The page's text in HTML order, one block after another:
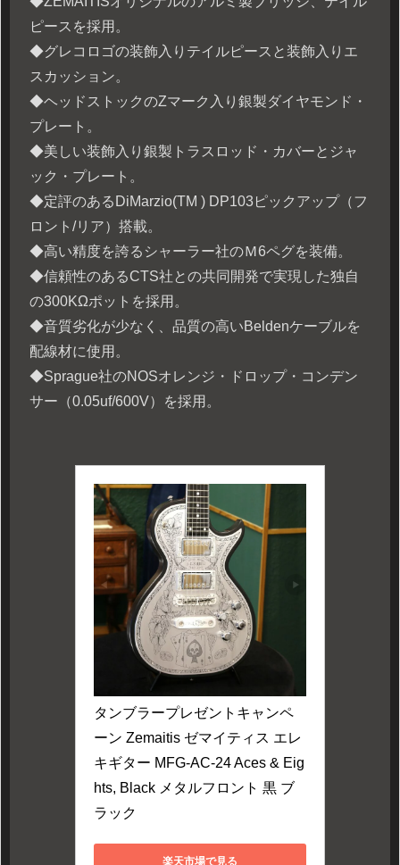
ピースを採用。
◆グレコロゴの装飾入りテイルピースと装飾入りエ
スカッション。
◆ヘッドストックのZマーク入り銀製ダイヤモンド・
プレート。
◆美しい装飾入り銀製トラスロッド・カバーとジャ
ック・プレート。
◆定評のあるDiMarzio(TM ) DP103ピックアップ（フ
ロント/リア）搭載。
◆高い精度を誇るシャーラー社のＭ6ペグを装備。
◆信頼性のあるCTS社との共同開発で実現した独自
の300KΩポットを採用。
◆音質劣化が少なく、品質の高いBeldenケーブルを
配線材に使用。
◆Sprague社のNOSオレンジ・ドロップ・コンデン
サー（0.05uf/600V）を採用。
タンブラープレゼントキャンペ
ーン Zemaitis ゼマイティス エレ
キギター MFG-AC-24 Aces & Eig
hts, Black メタルフロント 黒 ブ
ラック
楽天市場で見る